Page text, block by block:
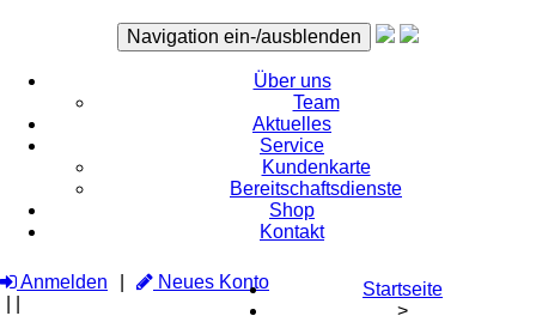
Navigation ein-/ausblenden
Über uns
Team
Aktuelles
Service
Kundenkarte
Bereitschaftsdienste
Shop
Kontakt
Anmelden
Neues Konto
Startseite
>